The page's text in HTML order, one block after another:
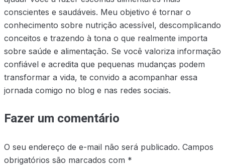
conscientes e saudáveis. Meu objetivo é tornar o
conhecimento sobre nutrição acessível, descomplicando
conceitos e trazendo à tona o que realmente importa
sobre saúde e alimentação. Se você valoriza informação
confiável e acredita que pequenas mudanças podem
transformar a vida, te convido a acompanhar essa
jornada comigo no blog e nas redes sociais.
Fazer um comentário
O seu endereço de e-mail não será publicado. Campos
obrigatórios são marcados com *